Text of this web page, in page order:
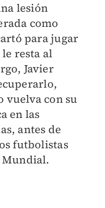
lesión
como
para jugar
le resta al
Javier
vuelva con su
en las
antes de
futbolistas
Mundial.